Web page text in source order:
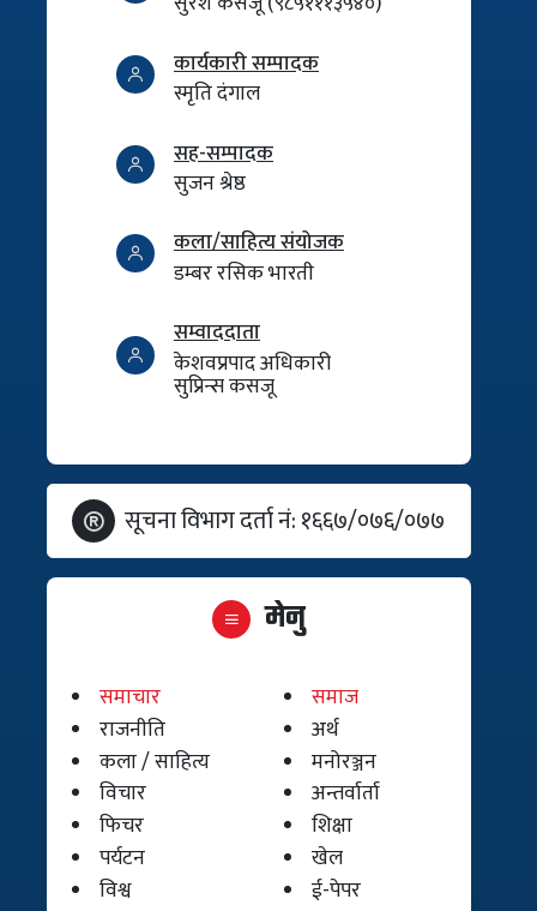
कार्यकारी सम्पादक
स्मृति दंगाल
सह-सम्पादक
सुजन श्रेष्ठ
कला/साहित्य संयोजक
डम्बर रसिक भारती
सम्वाददाता
केशवप्रपाद अधिकारी
सुप्रिन्स कसजू
सूचना विभाग दर्ता नं: १६६७/०७६/०७७
मेनु
समाचार
समाज
राजनीति
अर्थ
कला / साहित्य
मनोरञ्जन
विचार
अन्तर्वार्ता
फिचर
शिक्षा
पर्यटन
खेल
विश्व
ई-पेपर